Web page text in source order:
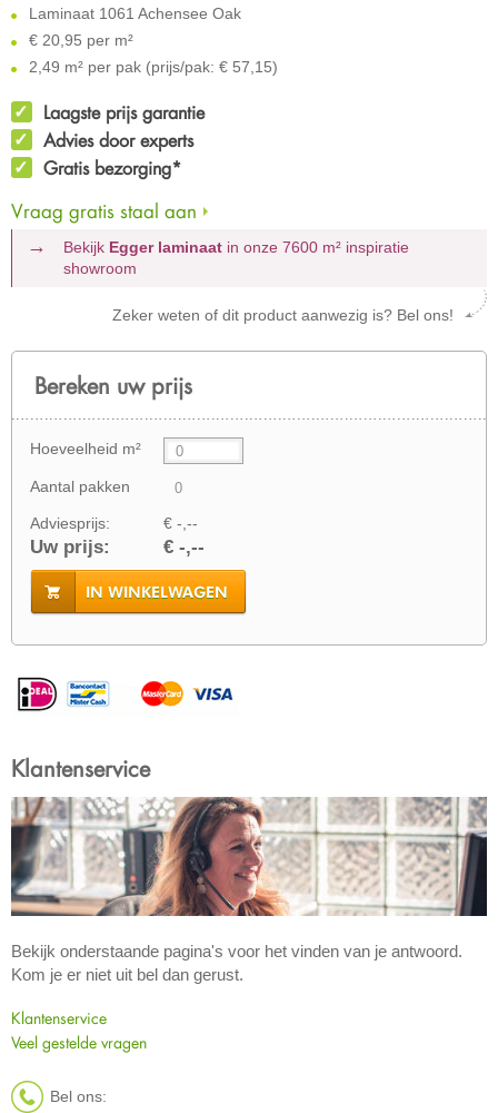
Laminaat 1061 Achensee Oak
€ 20,95 per m²
2,49 m² per pak (prijs/pak: € 57,15)
Laagste prijs garantie
Advies door experts
Gratis bezorging*
Vraag gratis staal aan
Bekijk Egger laminaatin onze 7600 m² inspiratie
showroom
Zeker weten of dit product aanwezig is? Bel ons!
Bereken uw prijs
Hoeveelheid m²
Aantal pakken
Adviesprijs: € -,--
Uw prijs: € -,--
IN WINKELWAGEN
Klantenservice
Bekijk onderstaande pagina's voor het vinden van je antwoord.
Kom je er niet uit bel dan gerust.
Klantenservice
Veel gestelde vragen
Bel ons: